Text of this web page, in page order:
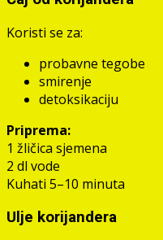
Koristi se za:
probavne tegobe
smirenje
detoksikaciju
Priprema:
1 žličica sjemena
2 dl vode
Kuhati 5–10 minuta
Ulje korijandera